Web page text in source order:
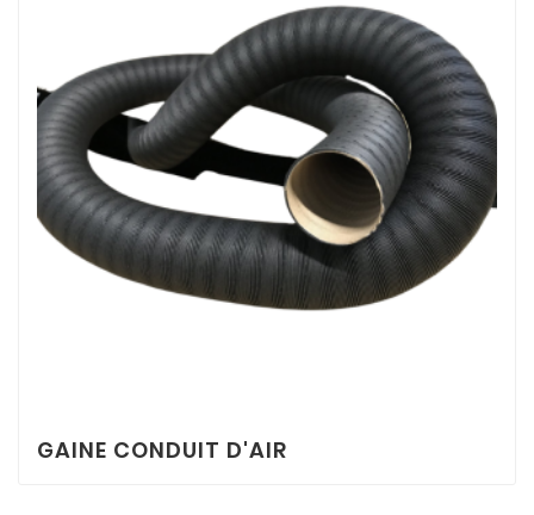
GAINE CONDUIT D'AIR